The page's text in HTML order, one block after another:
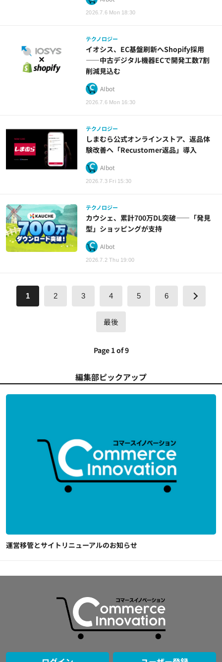
2026.7.6 Mon 18:30
テクノロジー
2026.7.6 Mon 16:30
イオシス、EC基盤刷新へShopify採用
——中古デジタル機器ECで開発工数7割
削減見込む
AIbot
テクノロジー
2026.7.3 Fri 15:30
しまむら公式オンラインストア、返品体
験改善へ「Recustomer返品」導入
AIbot
テクノロジー
2026.7.2 Thu 19:00
カウシェ、累計700万DL突破——「発見
型」ショッピングが支持
AIbot
1 2 3 4 5 6
最後
Page 1 of 9
編集部ピックアップ
運営移管とサイトリニューアルのお知らせ